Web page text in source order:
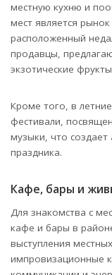
местную кухню и
мест является
расположенный
продавцы,
экзотические
Кроме того, в
фестивали,
музыки, что
праздника.
Кафе, бары и
Для знакомства с
кафе и бары в
выступления
импровизационные